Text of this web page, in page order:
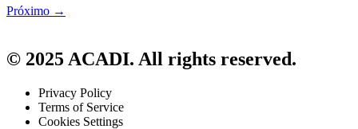
Próximo →
© 2025 ACADI. All rights reserved.
Privacy Policy
Terms of Service
Cookies Settings